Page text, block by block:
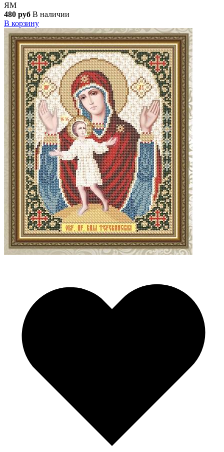
ЯМ
480 руб В наличии
В корзину